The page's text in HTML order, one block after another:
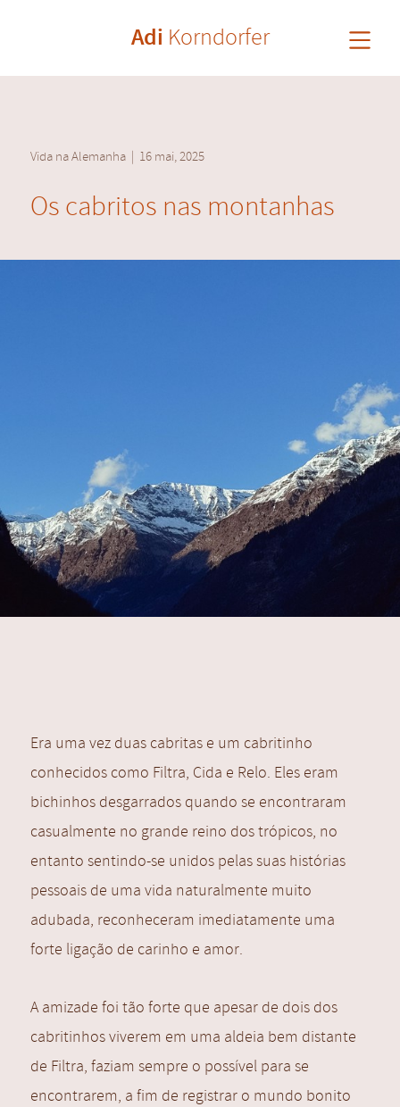
Adi Korndorfer
Vida na Alemanha| 16 mai, 2025
Os cabritos nas montanhas
Era uma vez duas cabritas e um cabritinho
conhecidos como Filtra, Cida e Relo. Eles eram
bichinhos desgarrados quando se encontraram
casualmente no grande reino dos trópicos, no
entanto sentindo-se unidos pelas suas histórias
pessoais de uma vida naturalmente muito
adubada, reconheceram imediatamente uma
forte ligação de carinho e amor.
A amizade foi tão forte que apesar de dois dos
cabritinhos viverem em uma aldeia bem distante
de Filtra, faziam sempre o possível para se
encontrarem, a fim de registrar o mundo bonito